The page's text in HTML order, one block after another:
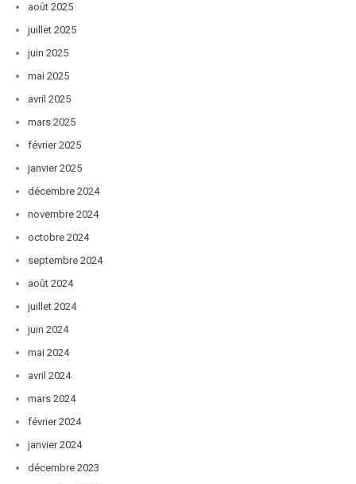
août 2025
juillet 2025
juin 2025
mai 2025
avril 2025
mars 2025
février 2025
janvier 2025
décembre 2024
novembre 2024
octobre 2024
septembre 2024
août 2024
juillet 2024
juin 2024
mai 2024
avril 2024
mars 2024
février 2024
janvier 2024
décembre 2023